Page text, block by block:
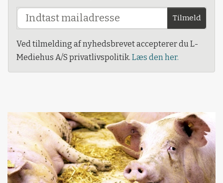
Tilmeld
Ved tilmelding af nyhedsbrevet accepterer du L-
Mediehus A/S privatlivspolitik. Læs den her.